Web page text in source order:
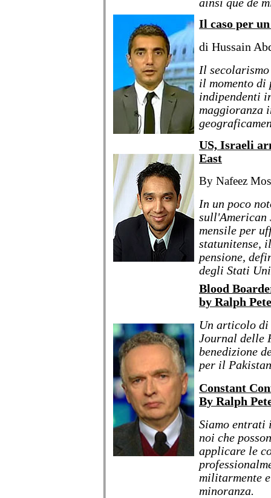
ainsi que de
Il caso per
di Hussain
Il
il momento di
indipendenti
maggioranza
US, Israeli
East
By Nafeez
In un poco
sull'American
mensile per
statunitense,
pensione,
degli Stati
Blood
by Ralph
Un articolo di
Journal delle
benedizione
per il
Constant
By Ralph
Siamo entrati
noi che
applicare le
militarmente
minoranza.